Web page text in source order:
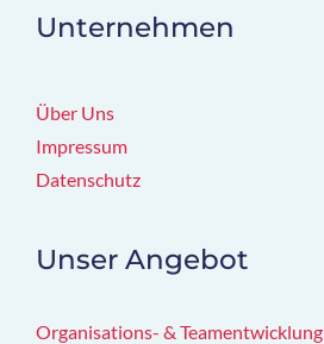
Unternehmen
Über Uns
Impressum
Datenschutz
Unser Angebot
Organisations- & Teamentwicklung